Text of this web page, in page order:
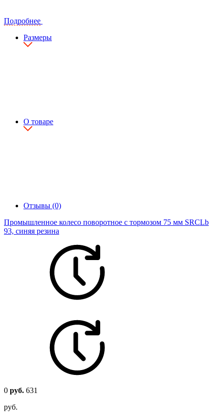
Подробнее
Размеры
О товаре
Отзывы (0)
Промышленное колесо поворотное с тормозом 75 мм SRCLb
93, синяя резина
0 руб. 631
руб.